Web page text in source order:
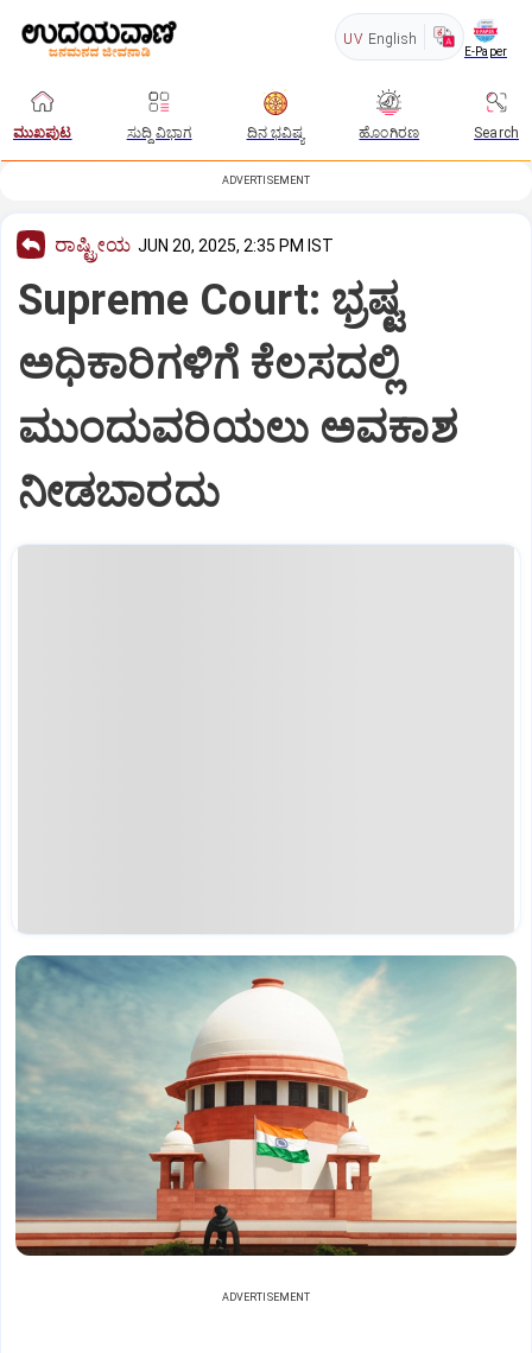
UV English
E-Paper
ಮುಖಪುಟ ಸುದ್ದಿ ವಿಭಾಗ ದಿನ ಭವಿಷ್ಯ ಹೊಂಗಿರಣ Search
ADVERTISEMENT
ರಾಷ್ಟ್ರೀಯ JUN 20, 2025, 2:35 PM IST
Supreme Court: ಭ್ರಷ್ಟ
ಅಧಿಕಾರಿಗಳಿಗೆ ಕೆಲಸದಲ್ಲಿ
ಮುಂದುವರಿಯಲು ಅವಕಾಶ
ನೀಡಬಾರದು
ADVERTISEMENT